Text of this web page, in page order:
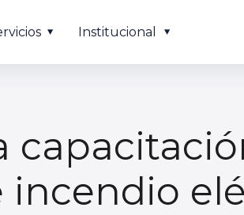
Institucional
incendio